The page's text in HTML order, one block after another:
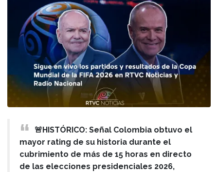
🚨HISTÓRICO: Señal Colombia obtuvo el
mayor rating de su historia durante el
cubrimiento de más de 15 horas en directo
de las elecciones presidenciales 2026,